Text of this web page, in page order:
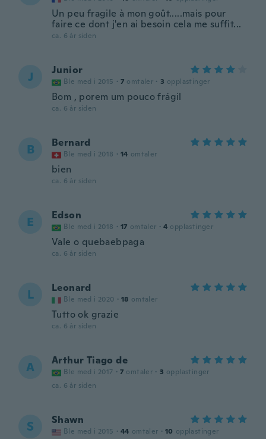
Un peu fragile à mon goût.....mais pour
faire ce dont j'en ai besoin cela me suffit...
ca. 6 år siden
J Junior
Ble med i 2015 · 7 omtaler · 3 opplastinger
Bom , porem um pouco frágil
ca. 6 år siden
B Bernard
Ble med i 2018 · 14 omtaler
bien
ca. 6 år siden
E Edson
Ble med i 2018 · 17 omtaler · 4 opplastinger
Vale o quebaebpaga
ca. 6 år siden
L Leonard
Ble med i 2020 · 18 omtaler
Tutto ok grazie
ca. 6 år siden
A Arthur Tiago de
Ble med i 2017 · 7 omtaler · 3 opplastinger
ca. 6 år siden
S Shawn
Ble med i 2015 · 44 omtaler · 10 opplastinger